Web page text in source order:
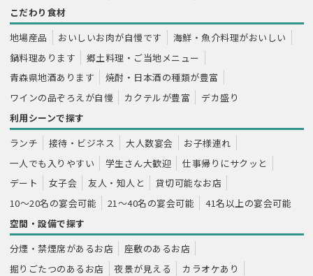
こだわり食材
地場産品
おいしいお肉が自慢です
海鮮・魚介料理がおいしい
鍋料理あります
郷土料理・ご当地メニュー
青森県地酒あります
焼酎・日本酒の種類が豊富
ワインの品ぞろえが自慢
カクテルが豊富
デカ盛り
利用シーンで探す
ランチ
接待・ビジネス 大人数宴会
お子様連れ
一人でも入りやすい
学生さん大歓迎
仕事帰りにサクッと
デート
女子会 友人・知人と
貸切可能なお店
10～20名の宴会可能
21～40名の宴会可能
41名以上の宴会可能
空間・設備で探す
分煙・禁煙席があるお店
座敷のあるお店
掘りごたつのあるお店
夜景が見える
カラオケあり